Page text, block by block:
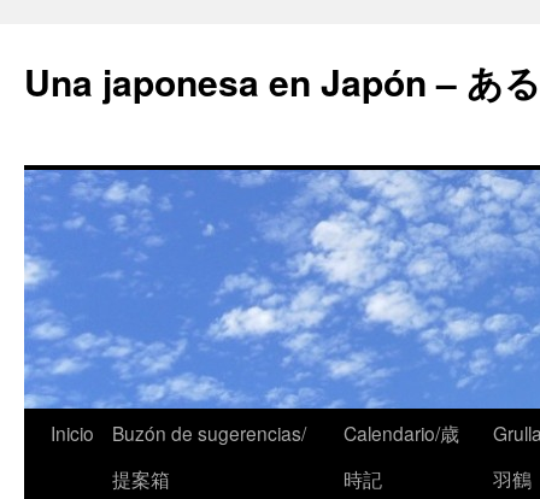
Una japonesa en Japón – あ
Inicio
Buzón de sugerencias/
提案箱
Calendario/歳
時記
羽鶴